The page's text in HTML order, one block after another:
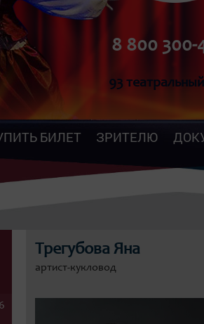
8 800 300-
93
БИЛЕТ ЗРИТЕЛЮ
Трегубова Яна
артист-кукловод